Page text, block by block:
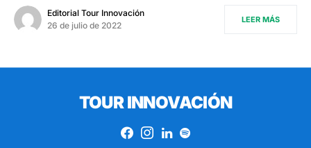
Editorial Tour Innovación
26 de julio de 2022
LEER MÁS
TOUR INNOVACIÓN